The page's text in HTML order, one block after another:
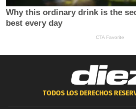
TODOS LOS DERECHOS